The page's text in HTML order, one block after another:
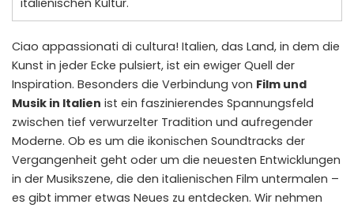
italienischen Kultur.
Ciao appassionati di cultura! Italien, das Land, in dem die
Kunst in jeder Ecke pulsiert, ist ein ewiger Quell der
Inspiration. Besonders die Verbindung von Film und
Musik in Italien ist ein faszinierendes Spannungsfeld
zwischen tief verwurzelter Tradition und aufregender
Moderne. Ob es um die ikonischen Soundtracks der
Vergangenheit geht oder um die neuesten Entwicklungen
in der Musikszene, die den italienischen Film untermalen –
es gibt immer etwas Neues zu entdecken. Wir nehmen